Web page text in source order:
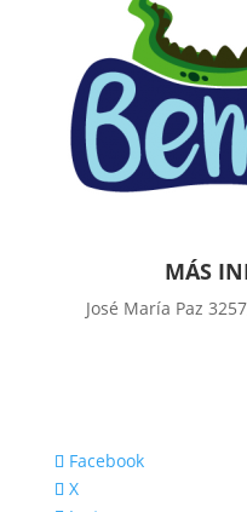
MÁS
José María Paz
Facebook
X